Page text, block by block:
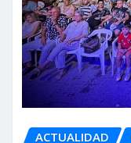
ACTUALIDAD